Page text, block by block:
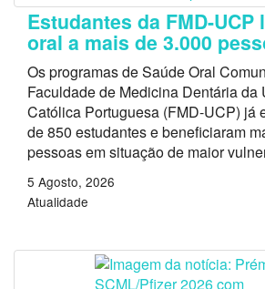
Estudantes da FMD-UCP
oral a mais de 3.000
Os programas de Saúde Oral
Faculdade de Medicina Dentária da
Católica Portuguesa (FMD-UCP) já
de 850 estudantes e beneficiaram
pessoas em situação de maior
5 Agosto, 2026
Atualidade